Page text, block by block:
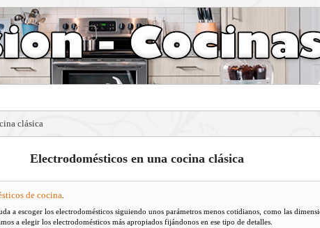
clásica
Electrodomésticos en una cocina clásica
de cocina.
a escoger los electrodomésticos siguiendo unos parámetros menos cotidianos, como las
a elegir los electrodomésticos más apropiados fijándonos en ese tipo de detalles.